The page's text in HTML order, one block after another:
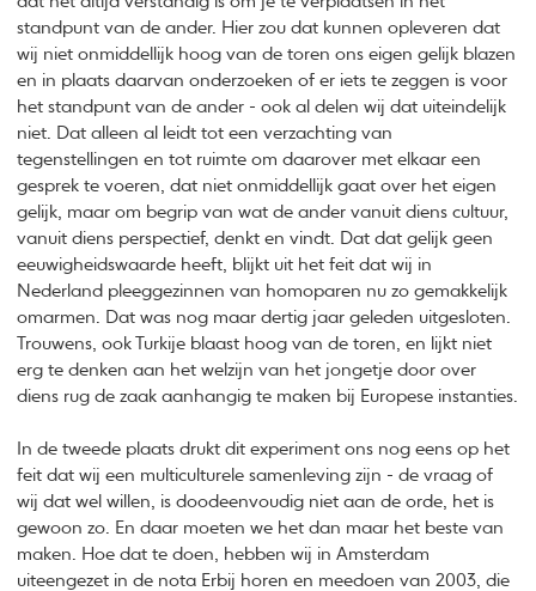
standpunt van de ander. Hier zou dat kunnen opleveren dat
wij niet onmiddellijk hoog van de toren ons eigen gelijk blazen
en in plaats daarvan onderzoeken of er iets te zeggen is voor
het standpunt van de ander - ook al delen wij dat uiteindelijk
niet. Dat alleen al leidt tot een verzachting van
tegenstellingen en tot ruimte om daarover met elkaar een
gesprek te voeren, dat niet onmiddellijk gaat over het eigen
gelijk, maar om begrip van wat de ander vanuit diens cultuur,
vanuit diens perspectief, denkt en vindt. Dat dat gelijk geen
eeuwigheidswaarde heeft, blijkt uit het feit dat wij in
Nederland pleeggezinnen van homoparen nu zo gemakkelijk
omarmen. Dat was nog maar dertig jaar geleden uitgesloten.
Trouwens, ook Turkije blaast hoog van de toren, en lijkt niet
erg te denken aan het welzijn van het jongetje door over
diens rug de zaak aanhangig te maken bij Europese instanties.
In de tweede plaats drukt dit experiment ons nog eens op het
feit dat wij een multiculturele samenleving zijn - de vraag of
wij dat wel willen, is doodeenvoudig niet aan de orde, het is
gewoon zo. En daar moeten we het dan maar het beste van
maken. Hoe dat te doen, hebben wij in Amsterdam
uiteengezet in de nota Erbij horen en meedoen van 2003, die